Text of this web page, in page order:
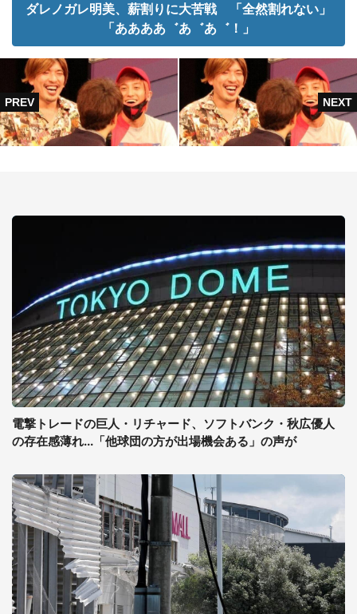
ダレノガレ明美、薪割りに大苦戦 「全然割れない」
「ああああ゛あ゛あ゛！」
電撃トレードの巨人・リチャード、ソフトバンク・秋広優人
の存在感薄れ...「他球団の方が出場機会ある」の声が